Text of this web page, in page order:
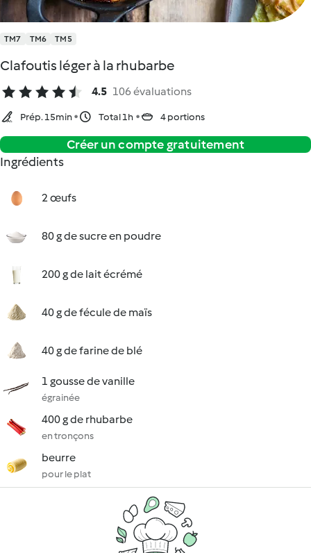
TM7 TM6 TM5
Clafoutis léger à la rhubarbe
4.5 106 évaluations
Prép. 15min Total 1h 4 portions
Créer un compte gratuitement
Ingrédients
2 œufs
80 g de sucre en poudre
200 g de lait écrémé
40 g de fécule de maïs
40 g de farine de blé
1 gousse de vanille
égrainée
400 g de rhubarbe
en tronçons
beurre
pour le plat